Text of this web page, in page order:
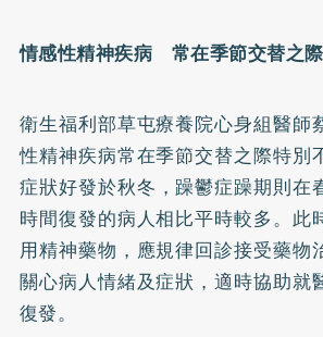
情感性精神疾病 常在季節交替之
衛生福利部草屯療養院心身組醫師
性精神疾病常在季節交替之際特別
症狀好發於秋冬，躁鬱症躁期則在
時間復發的病人相比平時較多。此
用精神藥物，應規律回診接受藥物
關心病人情緒及症狀，適時協助就
復發。